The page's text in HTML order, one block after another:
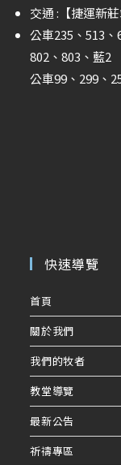
交通 : 【捷運新莊
公車235、513、
802、803、藍2
公車99、299、
快速導覽
首頁
關於我們
我們的牧者
教堂導覽
最新公告
祈禱專區